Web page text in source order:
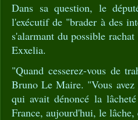
Dans sa question, le
l'exécutif de "brader à des
s'alarmant du possible
Exxelia.
"Quand cesserez-vous de
Bruno Le Maire. "Vous
qui avait dénoncé la
France, aujourd'hui, le